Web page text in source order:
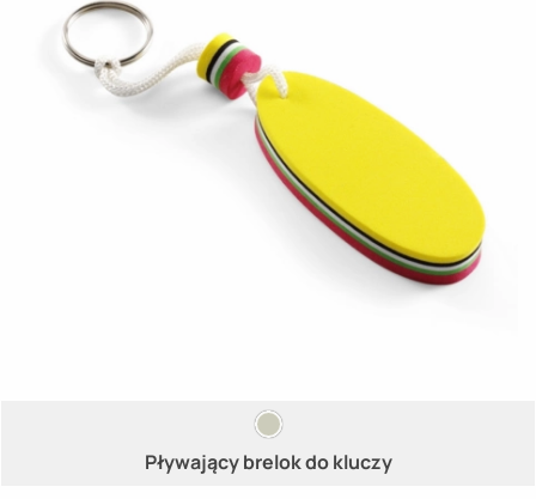
Pływający brelok do kluczy